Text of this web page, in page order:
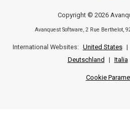
Copyright © 2026
Avanquest Software, 2 Rue Berthelot,
International Websites: United States |
Deutschland
| Italia
Cookie